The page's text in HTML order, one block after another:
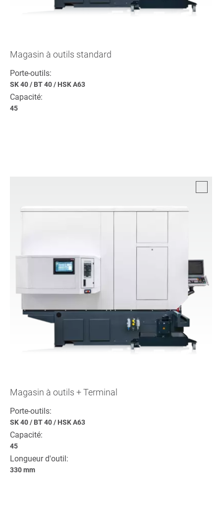
Magasin à outils standard
Porte-outils:
SK 40/ BT 40/ HSK A63
Capacité:
45
Magasin à outils + Terminal
Porte-outils:
SK 40/ BT 40/ HSK A63
Capacité:
45
Longueur d'outil:
330 mm